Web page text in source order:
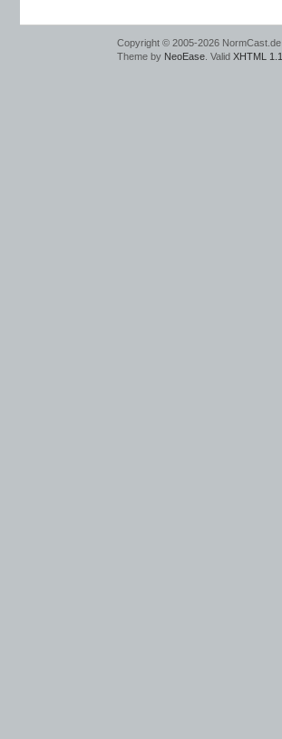
Copyright © 2005-2026 NormCast.de
Theme by NeoEase . Valid XHTML 1.1